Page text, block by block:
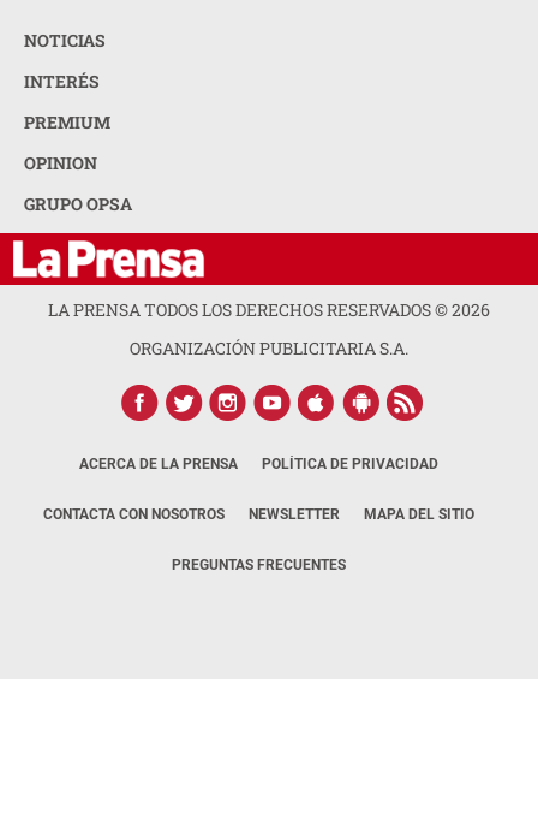
NOTICIAS
INTERÉS
PREMIUM
OPINION
GRUPO OPSA
LA PRENSA TODOS LOS DERECHOS RESERVADOS ©2026
ORGANIZACIÓN PUBLICITARIA S.A.
ACERCA DE LA PRENSA POLÍTICA DE PRIVACIDAD
CONTACTA CON NOSOTROS NEWSLETTER MAPA DEL SITIO
PREGUNTAS FRECUENTES